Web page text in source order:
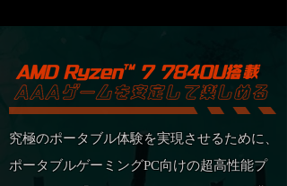
究極のポータブル体験を実現させるために、
ポータブルゲーミングPC向けの超高性能プ